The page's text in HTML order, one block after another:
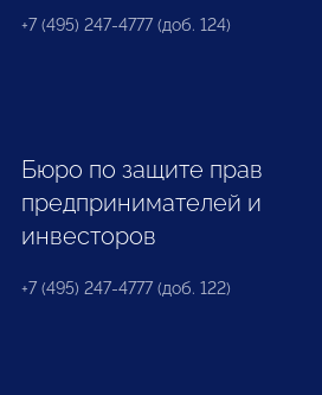
+7 (495) 247-4777 (доб. 124)
Бюро по защите прав
предпринимателей и
инвесторов
+7 (495) 247-4777 (доб. 122)